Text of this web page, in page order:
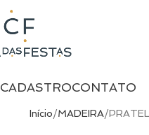
CADASTROCONTATO
Início MADEIRA